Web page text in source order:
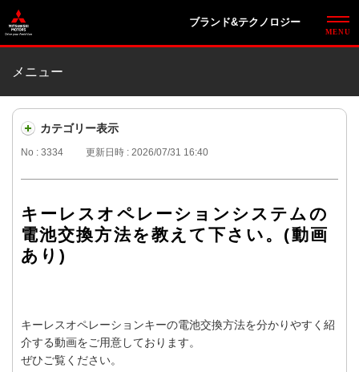
ブランド&テクノロジー
メニュー
カテゴリー表示
No : 3334 更新日時 : 2026/07/31 16:40
キーレスオペレーションシステムの
電池交換方法を教えて下さい。(動画
あり)
キーレスオペレーションキーの電池交換方法を分かりやすく紹
介する動画をご用意しております。
ぜひご覧ください。